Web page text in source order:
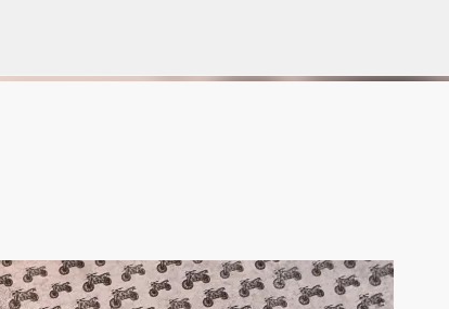
GAVEPOSE / POSEKORT PAPIRDESIGN SIMPLE AND BASIC